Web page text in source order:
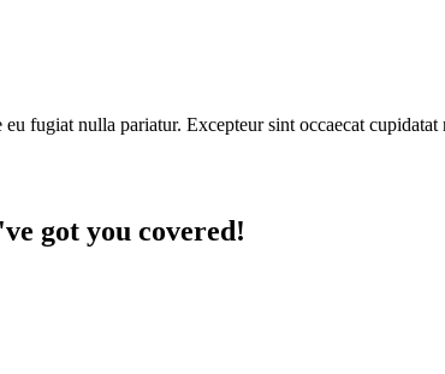
fugiat nulla pariatur. Excepteur sint occaecat
got you covered!